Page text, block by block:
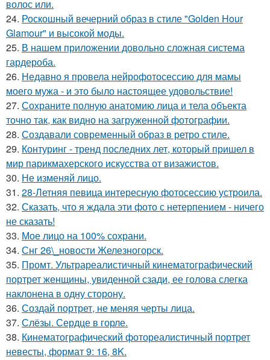
волос или.
24. Роскошный вечерний образ в стиле "Golden Hour
Glamour" и высокой моды.
25. В нашем приложении довольно сложная система
гардероба.
26. Недавно я провела нейрофотосессию для мамы
моего мужа - и это было настоящее удовольствие!
27. Сохраните полную анатомию лица и тела объекта
точно так, как видно на загруженной фотографии.
28. Создавали современный образ в ретро стиле.
29. Контуринг - тренд последних лет, который пришел в
мир парикмахерского искусства от визажистов.
30. Не изменяй лицо.
31. 28-Летняя певица интересную фотосессию устроила.
32. Сказать, что я ждала эти фото с нетерпением - ничего
не сказать!
33. Мое лицо на 100% сохрани.
34. Снг 26\_новости Железногорск.
35. Промт. Ультрареалистичный кинематографический
портрет женщины, увиденной сзади, ее голова слегка
наклонена в одну сторону.
36. Создай портрет, не меняя черты лица.
37. Слёзы. Сердце в горле.
38. Кинематографический фотореалистичный портрет
невесты, формат 9: 16, 8K.